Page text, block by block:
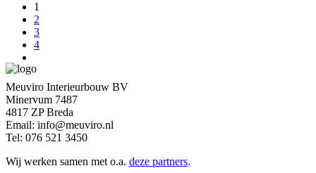
1
2
3
4
Meuviro Interieurbouw BV
Minervum 7487
4817 ZP Breda
Email: info@meuviro.nl
Tel: 076 521 3450
Wij werken samen met o.a. deze partners.